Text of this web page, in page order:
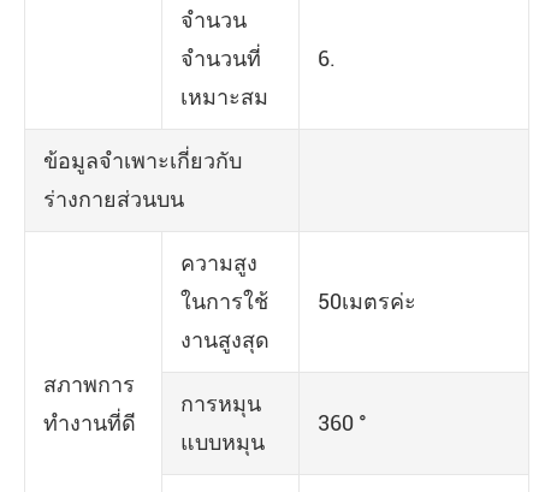
จำนวน
จำนวนที่
เหมาะสม
6.
ข้อมูลจำเพาะเกี่ยวกับ
ร่างกายส่วนบน
สภาพการ
ทำงานที่ดี
ความสูง
ในการใช้
งานสูงสุด
50เมตรค่ะ
การหมุน
แบบหมุน
360 °